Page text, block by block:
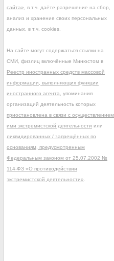
сайта» , в т.ч. даёте разрешение на сбор,
анализ и хранение своих персональных
данных, в т.ч. cookies.
На сайте могут содержаться ссылки на
СМИ, физлиц включённые Минюстом в
Реестр иностранных средств массовой
информации, выполняющих функции
иностранного агента , упоминания
организаций деятельность которых
приостановлена в связи с осуществлением
ими экстремистской деятельности или
ликвидированных / запрещённых по
основаниям, предусмотренным
Федеральным законом от 25.07.2002 №
114-ФЗ «О противодействии
экстремистской деятельности»